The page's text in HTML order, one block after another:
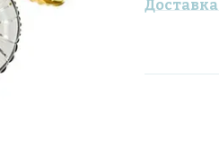
Доставка